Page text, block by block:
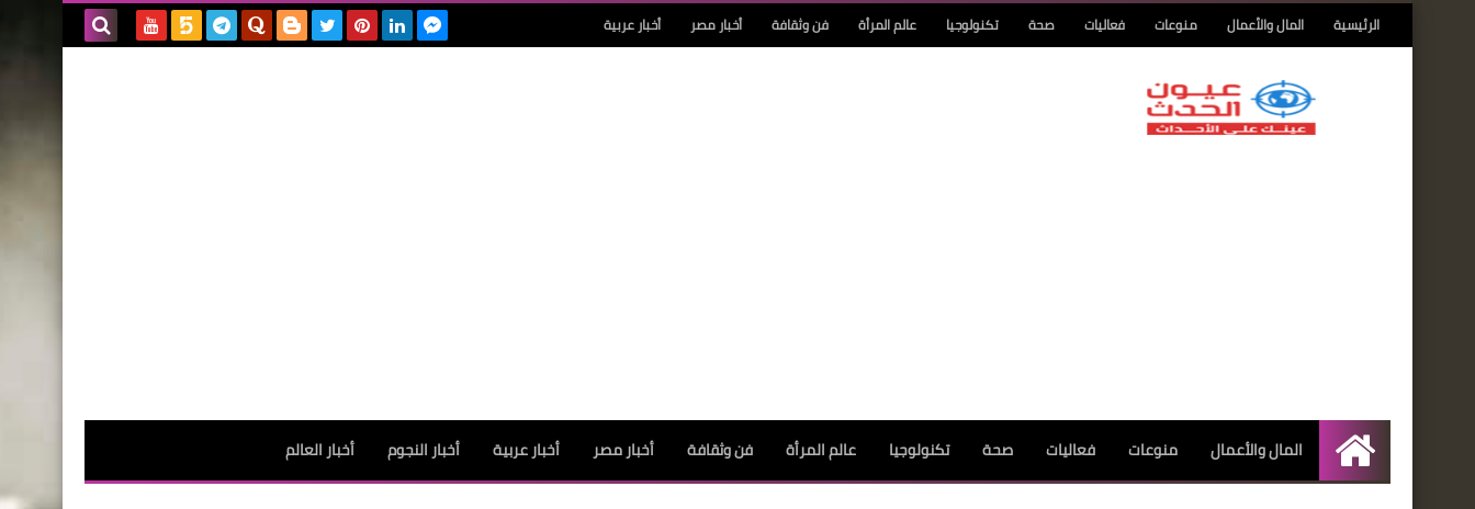
الرئيسية المال والأعمال منوعات فعاليات صحة تكنولوجيا عالم المرأة فن وثقافة أخبار مصر أخبار عربية
الرئيسية
المال والأعمال منوعات فعاليات صحة تكنولوجيا عالم المرأة فن وثقافة أخبار مصر أخبار عربية أخبار النجوم أخبار العالم